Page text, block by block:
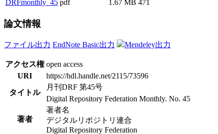
DRFmonthly_45 pdf 1.67 MB 471
論文情報
ファイル出力 EndNote Basic出力 Mendeley出力
アクセス権 open access
URI
https://hdl.handle.net/2115/73596
タイトル
月刊DRF 第45号
Digital Repository Federation Monthly. No. 45
著者
著者名
デジタルリポジトリ連合
Digital Repository Federation